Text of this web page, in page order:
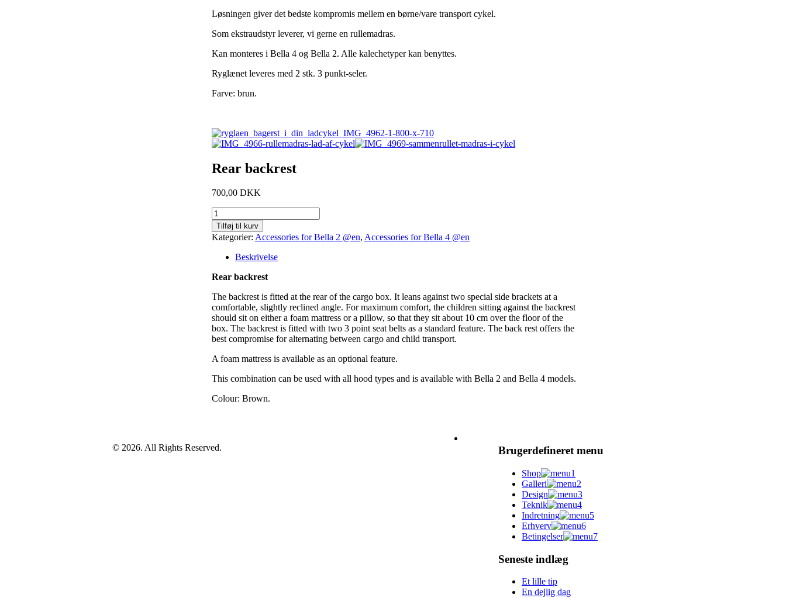
Løsningen giver det bedste kompromis mellem en børne/vare transport cykel.
Som ekstraudstyr leverer, vi gerne en rullemadras.
Kan monteres i Bella 4 og Bella 2. Alle kalechetyper kan benyttes.
Ryglænet leveres med 2 stk. 3 punkt-seler.
Farve: brun.
Rear backrest
700,00 DKK
Tilføj til kurv
Kategorier: Accessories for Bella 2 @en, Accessories for Bella 4 @en
Beskrivelse
Rear backrest
The backrest is fitted at the rear of the cargo box. It leans against two special side brackets at a
comfortable, slightly reclined angle. For maximum comfort, the children sitting against the backrest
should sit on either a foam mattress or a pillow, so that they sit about 10 cm over the floor of the
box. The backrest is fitted with two 3 point seat belts as a standard feature. The back rest offers the
best compromise for alternating between cargo and child transport.
A foam mattress is available as an optional feature.
This combination can be used with all hood types and is available with Bella 2 and Bella 4 models.
Colour: Brown.
Brugerdefineret menu
Shop
Galleri
Design
Teknik
Indretning
Erhverv
Betingelser
Seneste indlæg
Et lille tip
En dejlig dag
© 2026. All Rights Reserved.